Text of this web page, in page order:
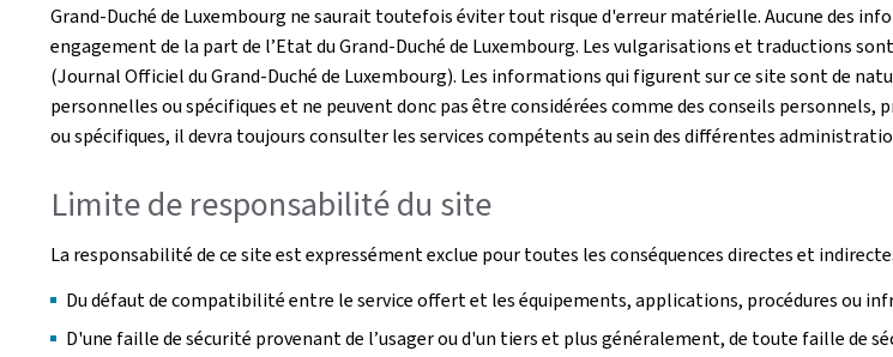
Grand-Duché de Luxembourg ne saurait toutefois éviter tout risque d'erreur matérielle. Aucune des
engagement de la part de l’Etat du Grand-Duché de Luxembourg. Les vulgarisations et traductions
(Journal Officiel du Grand-Duché de Luxembourg). Les informations qui figurent sur ce site sont de
personnelles ou spécifiques et ne peuvent donc pas être considérées comme des conseils personnels,
ou spécifiques, il devra toujours consulter les services compétents au sein des différentes
Limite de responsabilité du site
La responsabilité de ce site est expressément exclue pour toutes les conséquences directes et
Du défaut de compatibilité entre le service offert et les équipements, applications, procédures ou
D'une faille de sécurité provenant de l’usager ou d'un tiers et plus généralement, de toute faille de